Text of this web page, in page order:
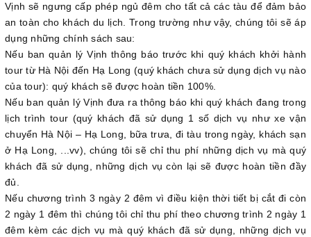
Vịnh sẽ ngưng cấp phép ngủ đêm cho tất cả các tàu để đảm bảo
an toàn cho khách du lịch. Trong trường như vậy, chúng tôi sẽ áp
dụng những chính sách sau:
Nếu ban quản lý Vịnh thông báo trước khi quý khách khởi hành
tour từ Hà Nội đến Hạ Long (quý khách chưa sử dụng dịch vụ nào
của tour): quý khách sẽ được hoàn tiền 100%.
Nếu ban quản lý Vịnh đưa ra thông báo khi quý khách đang trong
lịch trình tour (quý khách đã sử dụng 1 số dịch vụ như xe vận
chuyển Hà Nội – Hạ Long, bữa trưa, đi tàu trong ngày, khách sạn
ở Hạ Long, ...vv), chúng tôi sẽ chỉ thu phí những dịch vụ mà quý
khách đã sử dụng, những dịch vụ còn lại sẽ được hoàn tiền đầy
đủ.
Nếu chương trình 3 ngày 2 đêm vì điều kiện thời tiết bị cắt đi còn
2 ngày 1 đêm thì chúng tôi chỉ thu phí theo chương trình 2 ngày 1
đêm kèm các dịch vụ mà quý khách đã sử dụng, những dịch vụ